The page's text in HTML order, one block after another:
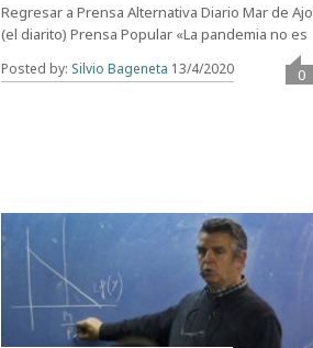
Regresar a Prensa Alternativa Diario Mar de Ajo
(el diarito) Prensa Popular «La pandemia no es
Posted by: Silvio Bageneta 13/4/2020 0